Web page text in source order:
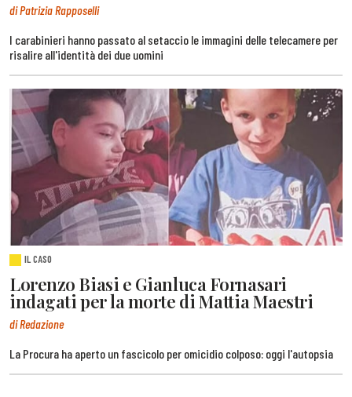
di Patrizia Rapposelli
I carabinieri hanno passato al setaccio le immagini delle telecamere per
risalire all'identità dei due uomini
IL CASO
Lorenzo Biasi e Gianluca Fornasari
indagati per la morte di Mattia Maestri
di Redazione
La Procura ha aperto un fascicolo per omicidio colposo: oggi l'autopsia